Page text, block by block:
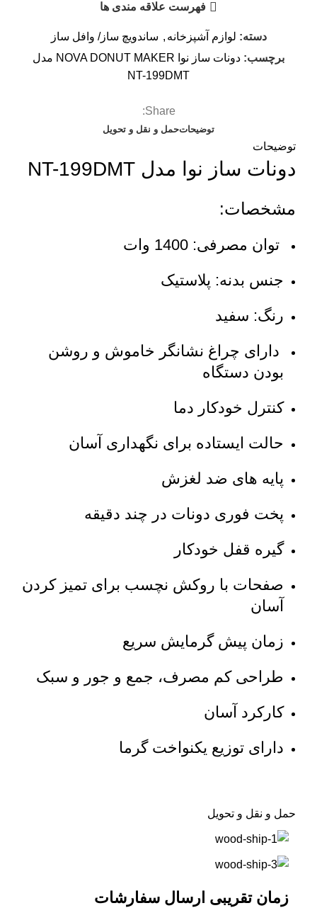
فهرست علاقه مندی ها
دسته: لوازم آشپزخانه , ساندویچ ساز/ وافل ساز
برچسب:
دونات ساز نوا NOVA DONUT MAKER مدل
NT-199DMT
Share:
توضیحاتحمل و نقل و تحویل
توضیحات
دونات ساز نوا مدل NT-199DMT
مشخصات:
توان مصرفی: 1400 وات
جنس بدنه: پلاستیک
رنگ: سفید
دارای چراغ نشانگر خاموش و روشن
بودن دستگاه
کنترل خودکار دما
حالت ایستاده برای نگهداری آسان
پایه های ضد لغزش
پخت فوری دونات در چند دقیقه
گیره قفل خودکار
صفحات با روکش نچسب برای تمیز کردن
آسان
زمان پیش گرمایش سریع
طراحی کم مصرف، جمع و جور و سبک
کارکرد آسان
دارای توزیع یکنواخت گرما
حمل و نقل و تحویل
زمان تقریبی ارسال سفارشات